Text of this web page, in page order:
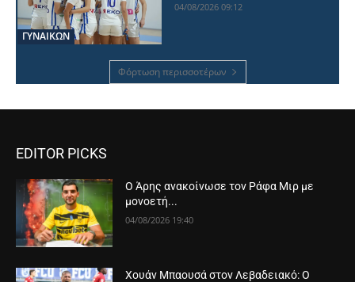
ΓΥΝΑΙΚΩΝ
04/08/2026 09:12
Φόρτωση περισσοτέρων
EDITOR PICKS
Ο Άρης ανακοίνωσε τον Ράφα Μιρ με
μονοετή...
04/08/2026 19:40
Χουάν Μπαουσά στον Λεβαδειακό: Ο